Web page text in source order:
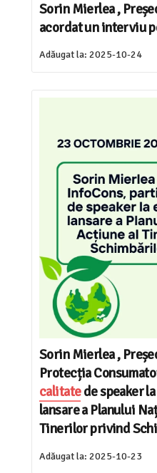
Sorin Mierlea ,
acordat un interviu
Adăugat la: 2025-10-24
Sorin Mierlea ,
Protecția
calitatede speaker
lansare a Planului
Tinerilor privind
Adăugat la: 2025-10-23